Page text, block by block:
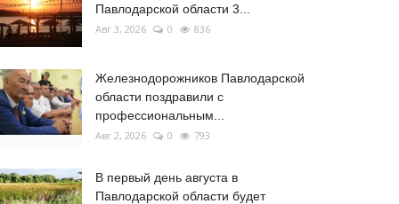
Павлодарской области 3...
Авг 3, 2026 0 836
Железнодорожников Павлодарской
области поздравили с
профессиональным...
Авг 2, 2026 0 793
В первый день августа в
Павлодарской области будет